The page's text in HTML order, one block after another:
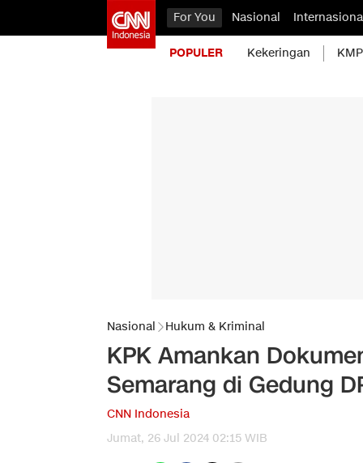
For You Nasional
POPULER Kekeringan
Nasional Hukum & Kriminal
KPK Amankan
Semarang di Gedung
CNN Indonesia
Jumat, 26 Jul 2024 02:15 WIB